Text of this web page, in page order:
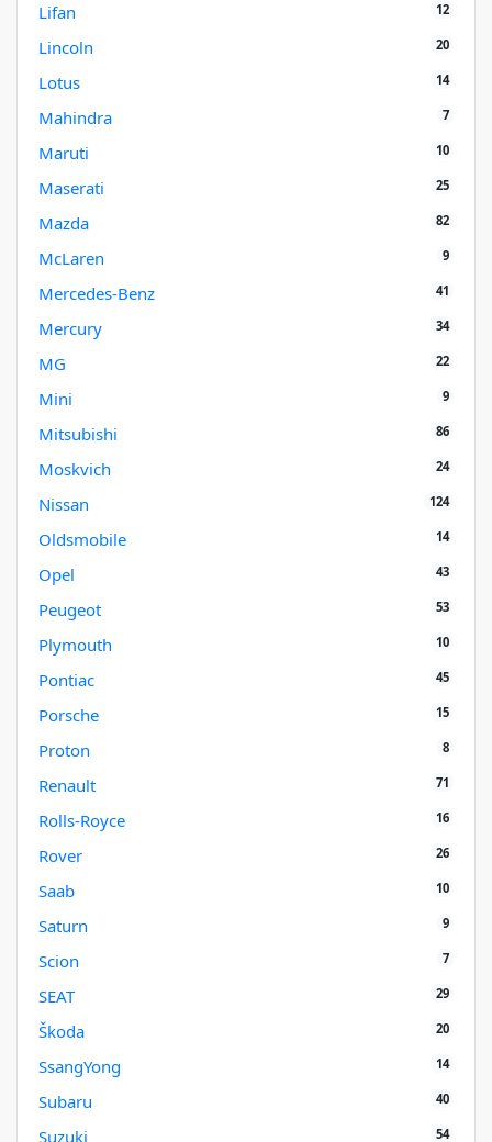
Lifan 12
Lincoln 20
Lotus 14
Mahindra 7
Maruti 10
Maserati 25
Mazda 82
McLaren 9
Mercedes-Benz 41
Mercury 34
MG 22
Mini 9
Mitsubishi 86
Moskvich 24
Nissan 124
Oldsmobile 14
Opel 43
Peugeot 53
Plymouth 10
Pontiac 45
Porsche 15
Proton 8
Renault 71
Rolls-Royce 16
Rover 26
Saab 10
Saturn 9
Scion 7
SEAT 29
Škoda 20
SsangYong 14
Subaru 40
Suzuki 54